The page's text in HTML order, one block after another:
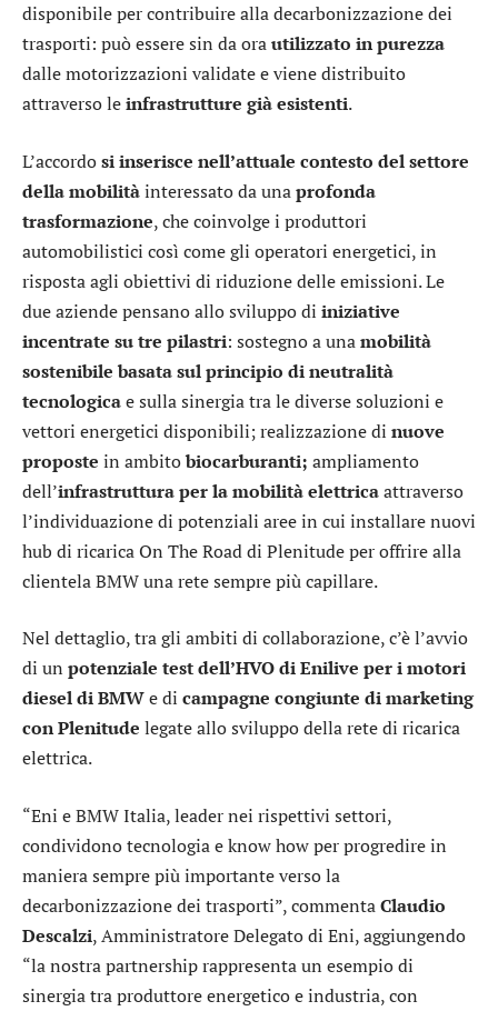
disponibile per contribuire alla decarbonizzazione dei
trasporti: può essere sin da orautilizzato in purezza
dalle motorizzazioni validate e viene distribuito
attraverso leinfrastrutture già esistenti.
L’accordosi inserisce nell’attuale contesto del settore
della mobilitàinteressato da unaprofonda
trasformazione, che coinvolge i produttori
automobilistici così come gli operatori energetici, in
risposta agli obiettivi di riduzione delle emissioni. Le
due aziende pensano allo sviluppo di iniziative
incentrate su tre pilastri: sostegno a unamobilità
sostenibile basata sul principio di neutralità
tecnologicae sulla sinergia tra le diverse soluzioni e
vettori energetici disponibili; realizzazione di nuove
proposte in ambitobiocarburanti; ampliamento
dell’infrastruttura per la mobilità elettricaattraverso
l’individuazione di potenziali aree in cui installare nuovi
hub di ricarica On The Road di Plenitude per offrire alla
clientela BMW una rete sempre più capillare.
Nel dettaglio, tra gli ambiti di collaborazione, c’è l’avvio
di un potenziale test dell’HVO di Enilive per i motori
diesel di BMWe di campagne congiunte di marketing
con Plenitude legate allo sviluppo della rete di ricarica
elettrica.
“Eni e BMW Italia, leader nei rispettivi settori,
condividono tecnologia e know how per progredire in
maniera sempre più importante verso la
decarbonizzazione dei trasporti”, commentaClaudio
Descalzi, Amministratore Delegato di Eni, aggiungendo
“la nostra partnership rappresenta un esempio di
sinergia tra produttore energetico e industria, con